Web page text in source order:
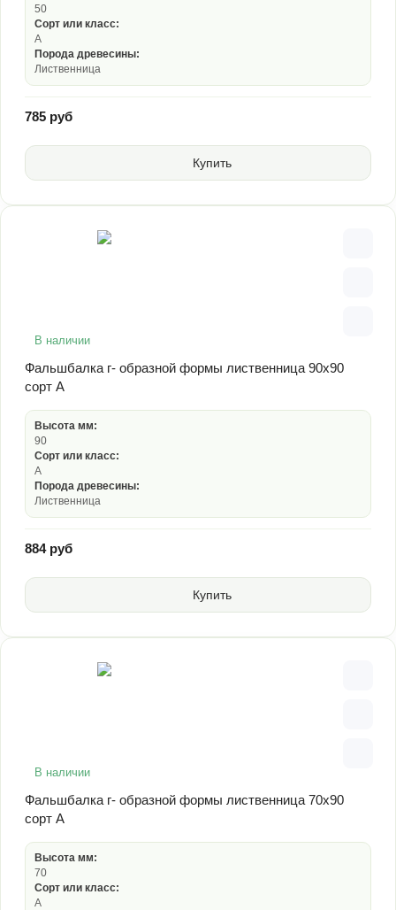
50
Сорт или класс:
А
Порода древесины:
Лиственница
785 руб
Купить
В наличии
Фальшбалка г- образной формы лиственница 90х90
сорт А
Высота мм:
90
Сорт или класс:
А
Порода древесины:
Лиственница
884 руб
Купить
В наличии
Фальшбалка г- образной формы лиственница 70х90
сорт А
Высота мм:
70
Сорт или класс:
А